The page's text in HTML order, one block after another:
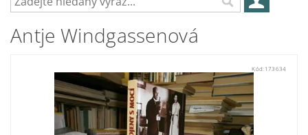
Antje Windgassenová
Kód: 173634